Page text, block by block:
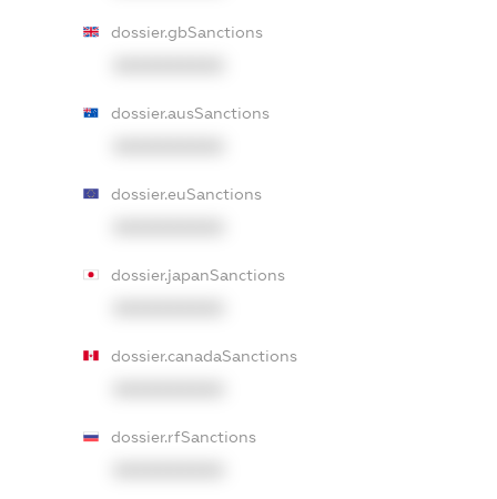
dossier.gbSanctions
dossier.ausSanctions
dossier.euSanctions
dossier.japanSanctions
dossier.canadaSanctions
dossier.rfSanctions